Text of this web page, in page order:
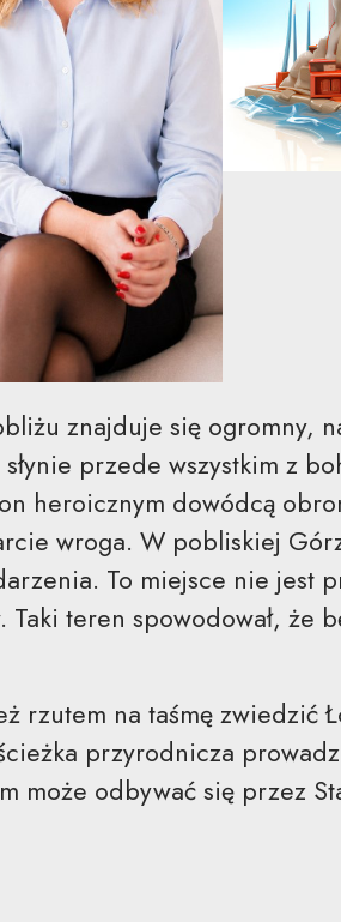
znajduje się ogromny,
przede wszystkim z
heroicznym dowódcą
wroga. W pobliskiej
To miejsce nie jest
teren spowodował, że
rzutem na taśmę zwiedzić
przyrodnicza
może odbywać się przez